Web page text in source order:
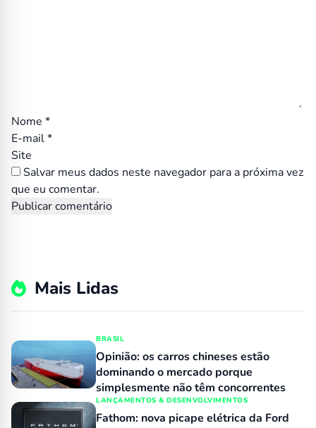
Nome *
E-mail*
Site
Salvar meus dados neste navegador para a próxima vez
que eu comentar.
Mais Lidas
BRASIL
Opinião: os carros chineses estão
dominando o mercado porque
simplesmente não têm concorrentes
LANÇAMENTOS & DESENVOLVIMENTOS
Fathom: nova picape elétrica da Ford